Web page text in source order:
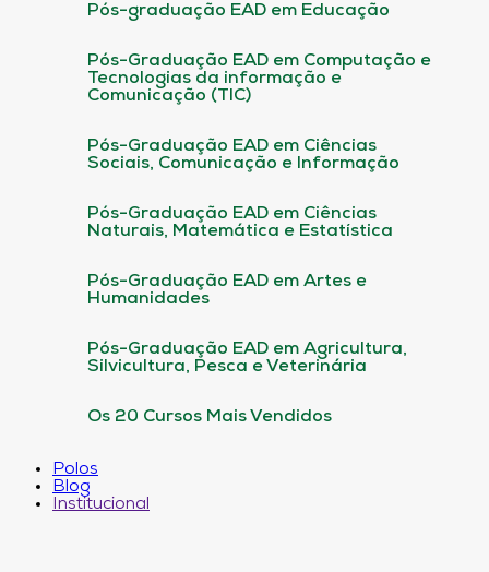
Pós-graduação EAD em Educação
Pós-Graduação EAD em Computação e
Tecnologias da informação e
Comunicação (TIC)
Pós-Graduação EAD em Ciências
Sociais, Comunicação e Informação
Pós-Graduação EAD em Ciências
Naturais, Matemática e Estatística
Pós-Graduação EAD em Artes e
Humanidades
Pós-Graduação EAD em Agricultura,
Silvicultura, Pesca e Veterinária
Os 20 Cursos Mais Vendidos
Polos
Blog
Institucional